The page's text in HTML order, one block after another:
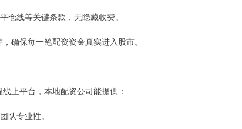
仓线等关键条款，无隐藏收费。
确保每一笔配资资金真实进入股市。
上平台，本地配资公司能提供：
队专业性。